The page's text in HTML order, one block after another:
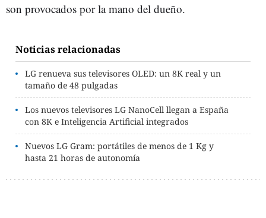
son provocados por la mano del dueño.
Noticias relacionadas
LG renueva sus televisores OLED: un 8K real y un
tamaño de 48 pulgadas
Los nuevos televisores LG NanoCell llegan a España
con 8K e Inteligencia Artificial integrados
Nuevos LG Gram: portátiles de menos de 1 Kg y
hasta 21 horas de autonomía